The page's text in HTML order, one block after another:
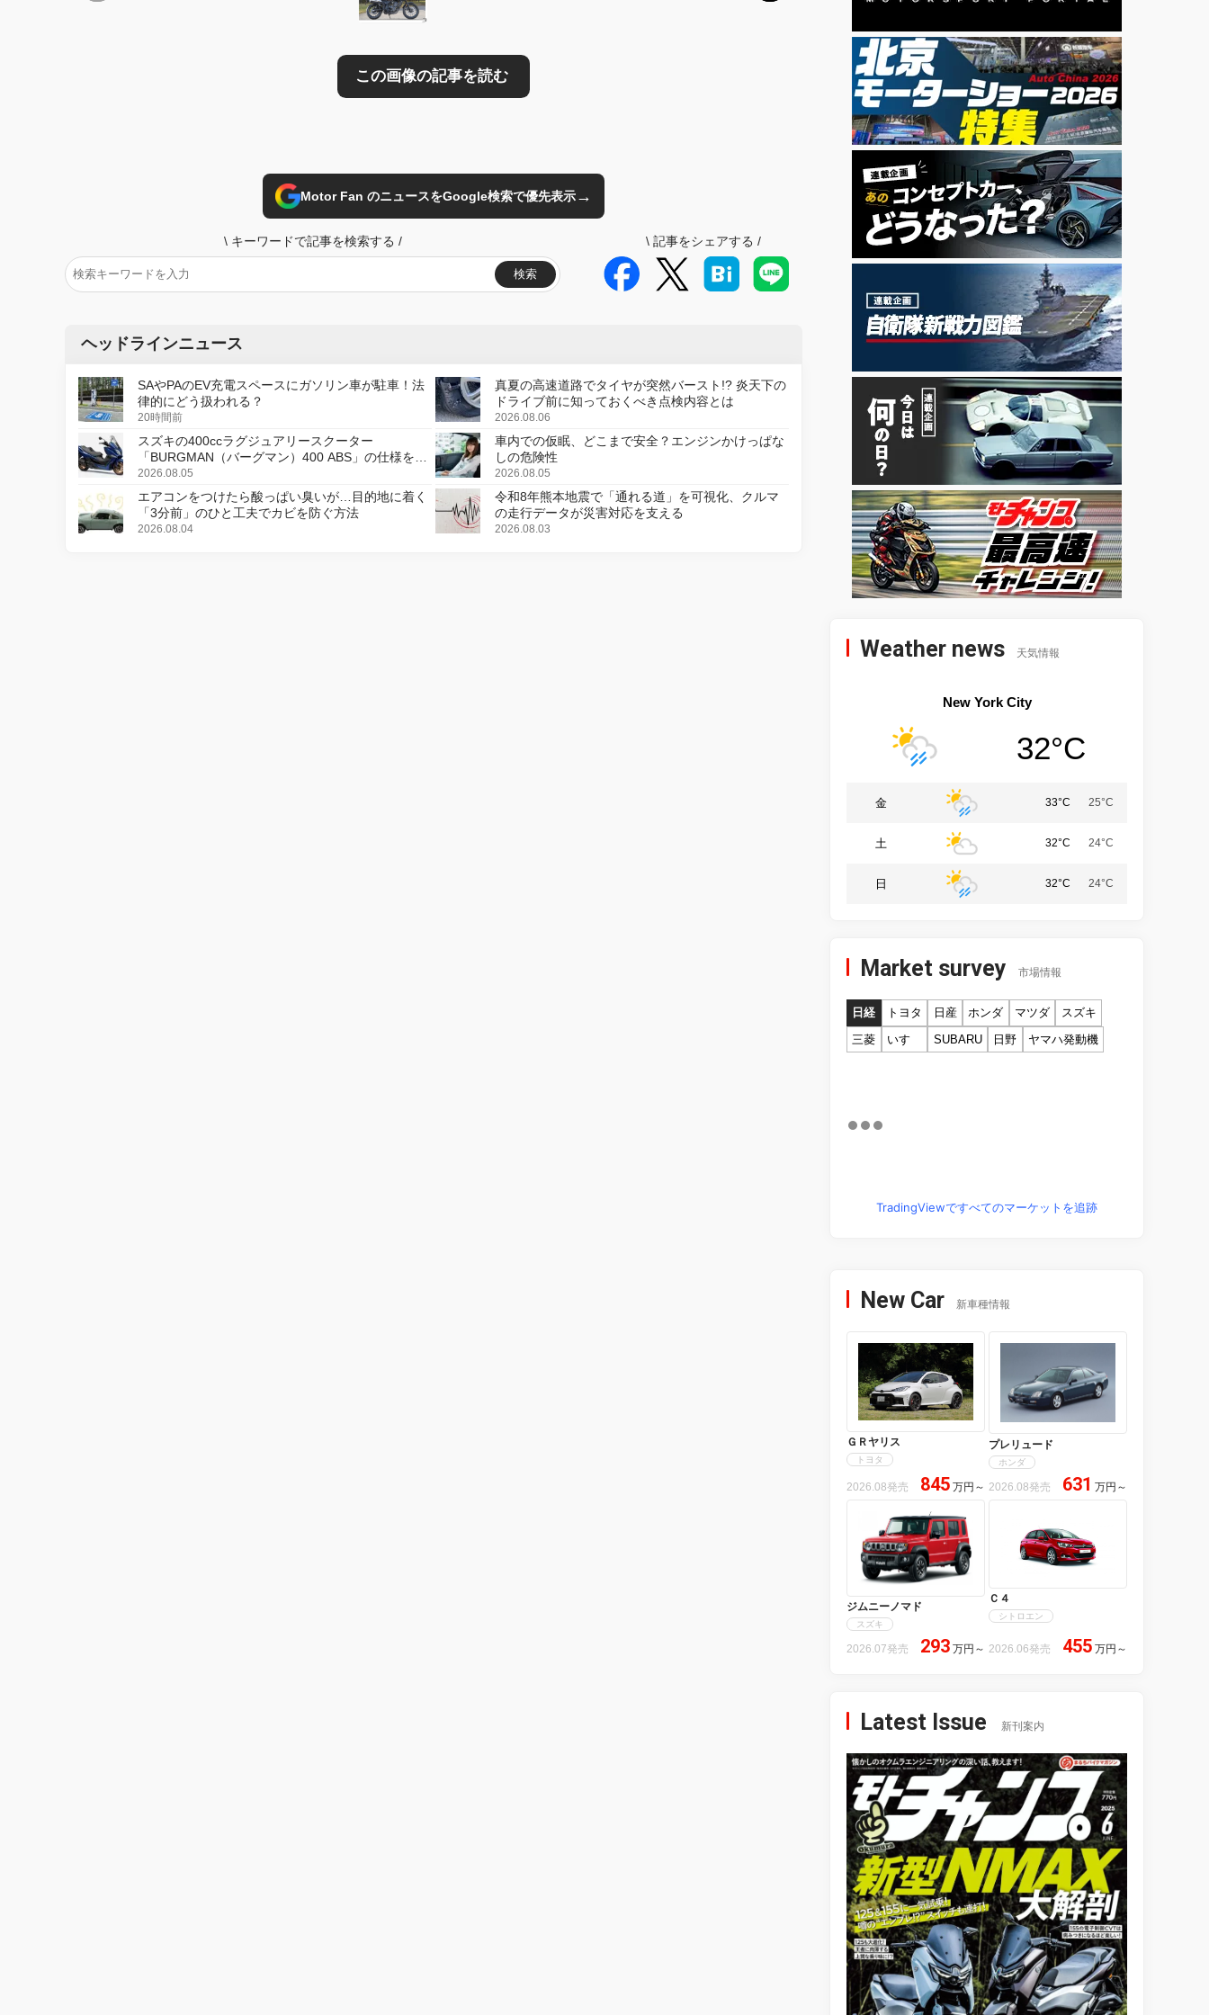
Motor Fan のニュースをGoogle検索で優先表示→
\ キーワードで記事を検索する /
検索
\ 記事をシェアする /
ヘッドラインニュース
SAやPAのEV充電スペースにガソリン車が駐車！法
律的にどう扱われる？
20時間前
真夏の高速道路でタイヤが突然バースト!? 炎天下の
ドライブ前に知っておくべき点検内容とは
2026.08.06
スズキの400ccラグジュアリースクーター
「BURGMAN（バーグマン）400 ABS」の仕様を変
更し、8月18日に発売
2026.08.05
車内での仮眠、どこまで安全？エンジンかけっぱな
しの危険性
2026.08.05
エアコンをつけたら酸っぱい臭いが…目的地に着く
「3分前」のひと工夫でカビを防ぐ方法
2026.08.04
令和8年熊本地震で「通れる道」を可視化、クルマ
の走行データが災害対応を支える
2026.08.03
Weather news 天気情報
New York City
32°C
金 33°C 25°C
土 32°C 24°C
日 32°C 24°C
Market survey 市場情報
日経 トヨタ 日産 ホンダ マツダ
スズキ
三菱
いすゞ SUBARU 日野 ヤマハ発動機
TradingViewですべてのマーケットを追跡
New Car 新車種情報
ＧＲヤリス
トヨタ
2026.08発売 845 万円 ～
プレリュード
ホンダ
2026.08発売 631 万円 ～
ジムニーノマド
スズキ
2026.07発売 293 万円 ～
Ｃ４
シトロエン
2026.06発売 455 万円 ～
Latest Issue 新刊案内